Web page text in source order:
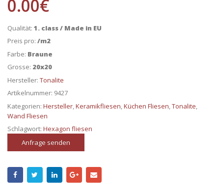
0.00€
Qualität: 1. class / Made in EU
Preis pro: /m2
Farbe: Braune
Grosse: 20x20
Hersteller: Tonalite
Artikelnummer: 9427
Kategorien: Hersteller,Keramikfliesen,Küchen Fliesen,Tonalite,
Wand Fliesen
Schlagwort: Hexagon fliesen
Anfrage senden